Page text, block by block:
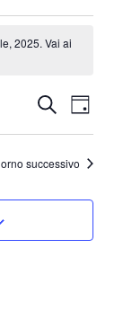
2025. Vai ai
Eventi
Ricerca
viste
Cerca Evento
Viste
Giorno
successivo